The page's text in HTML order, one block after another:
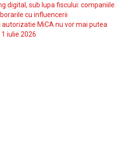
digital, sub lupa fiscului: companiile
cu influencerii
MiCA nu vor mai putea
iulie 2026